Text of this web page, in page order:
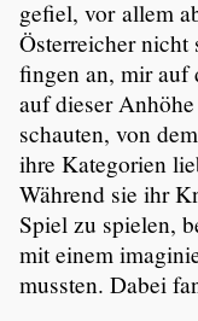
gefiel, vor allem
Öster­rei­cher nicht
fingen an, mir auf
auf dieser
schauten, von
ihre Katego­rien
Während sie ihr
Spiel zu spielen,
mit einem
mussten. Dabei